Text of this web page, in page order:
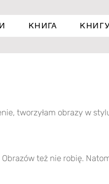
КНИГА
tworzyłam obrazy w
też nie robię.